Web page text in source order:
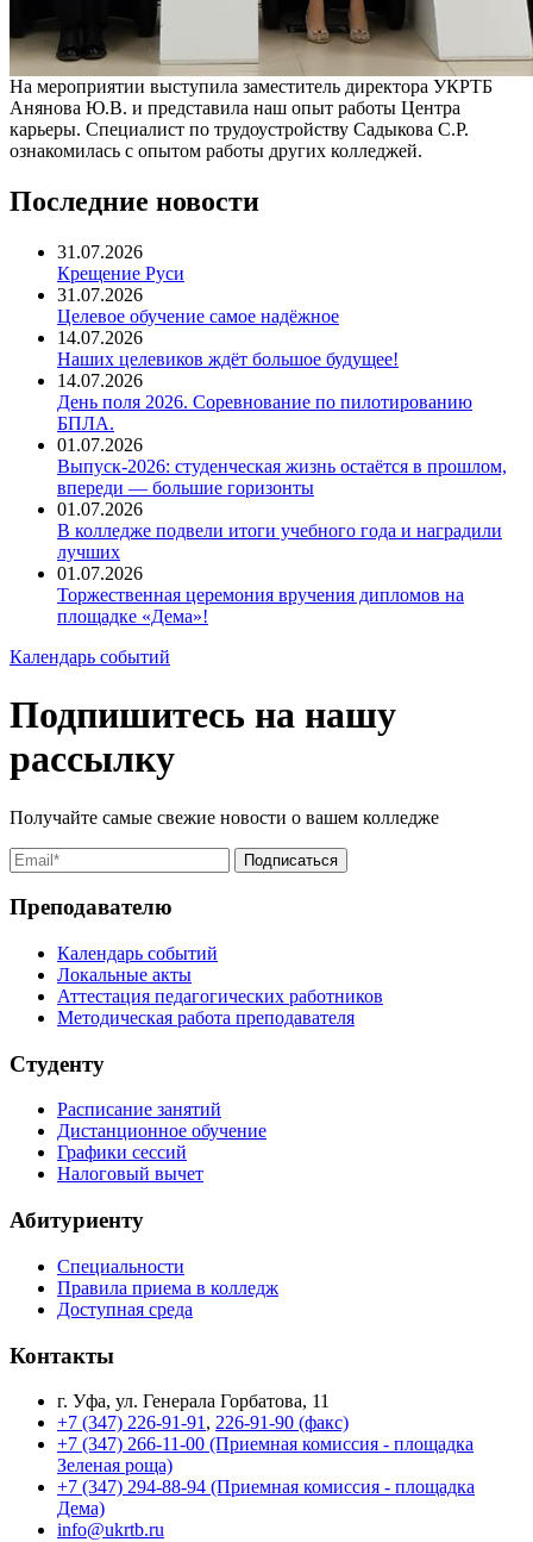
На мероприятии выступила заместитель директора УКРТБ
Анянова Ю.В. и представила наш опыт работы Центра
карьеры. Специалист по трудоустройству Садыкова С.Р.
ознакомилась с опытом работы других колледжей.
Последние новости
31.07.2026
Крещение Руси
31.07.2026
Целевое обучение самое надёжное
14.07.2026
Наших целевиков ждёт большое будущее!
14.07.2026
День поля 2026. Соревнование по пилотированию
БПЛА.
01.07.2026
Выпуск-2026: студенческая жизнь остаётся в прошлом,
впереди — большие горизонты
01.07.2026
В колледже подвели итоги учебного года и наградили
лучших
01.07.2026
Торжественная церемония вручения дипломов на
площадке «Дема»!
Календарь событий
Подпишитесь на нашу
рассылку
Получайте самые свежие новости о вашем колледже
Преподавателю
Календарь событий
Локальные акты
Аттестация педагогических работников
Методическая работа преподавателя
Студенту
Расписание занятий
Дистанционное обучение
Графики сессий
Налоговый вычет
Абитуриенту
Специальности
Правила приема в колледж
Доступная среда
Контакты
г. Уфа, ул. Генерала Горбатова, 11
+7 (347) 226-91-91 , 226-91-90 (факс)
+7 (347) 266-11-00 (Приемная комиссия - площадка
Зеленая роща)
+7 (347) 294-88-94 (Приемная комиссия - площадка
Дема)
info@ukrtb.ru